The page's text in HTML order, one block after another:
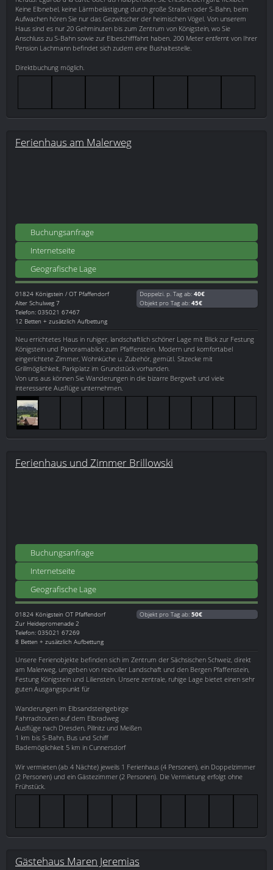
Keine Elbnebel, keine Lärmbelästigung durch große Straßen oder S-Bahn, beim
Aufwachen hören Sie nur das Gezwitscher der heimischen Vögel. Von unserem
Haus sind es nur 20 Gehminuten bis zum Zentrum von Königstein, wo Sie
Anschluss zu S-Bahn sowie zur Elbeschifffahrt haben. 200 Meter entfernt von Ihrer
Pension Lachmann befindet sich zudem eine Bushaltestelle.
Direktbuchung möglich.
Ferienhaus am Malerweg
Buchungsanfrage
Internetseite
Geografische Lage
01824 Königstein / OT Pfaffendorf
Alter Schulweg 7
Telefon: 035021 67467
12 Betten + zusätzlich Aufbettung
Doppelzi. p. Tag ab: 40€
Objekt pro Tag ab: 45€
Neu errichtetes Haus in ruhiger, landschaftlich schöner Lage mit Blick zur Festung
Königstein und Panoramablick zum Pfaffenstein. Modern und komfortabel
eingerichtete Zimmer, Wohnküche u. Zubehör, gemütl. Sitzecke mit
Grillmöglichkeit, Parkplatz im Grundstück vorhanden.
Von uns aus können Sie Wanderungen in die bizarre Bergwelt und viele
interessante Ausflüge unternehmen.
Ferienhaus und Zimmer Brillowski
Buchungsanfrage
Internetseite
Geografische Lage
01824 Königstein OT Pfaffendorf
Zur Heidepromenade 2
Telefon: 035021 67269
8 Betten + zusätzlich Aufbettung
Objekt pro Tag ab: 50€
Unsere Ferienobjekte befinden sich im Zentrum der Sächsischen Schweiz, direkt
am Malerweg, umgeben von reizvoller Landschaft und den Bergen Pfaffenstein,
Festung Königstein und Lilienstein. Unsere zentrale, ruhige Lage bietet einen sehr
guten Ausgangspunkt für
Wanderungen im Elbsandsteingebirge
Fahrradtouren auf dem Elbradweg
Ausflüge nach Dresden, Pillnitz und Meißen
1 km bis S-Bahn, Bus und Schiff
Bademöglichkeit 5 km in Cunnersdorf
Wir vermieten (ab 4 Nächte) jeweils 1 Ferienhaus (4 Personen), ein Doppelzimmer
(2 Personen) und ein Gästezimmer (2 Personen). Die Vermietung erfolgt ohne
Frühstück.
Gästehaus Maren Jeremias